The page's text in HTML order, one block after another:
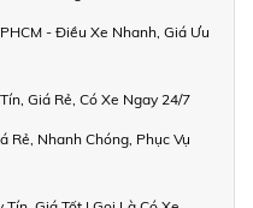
- Điều Xe Nhanh, Giá Ưu
Giá Rẻ, Có Xe Ngay 24/7
Rẻ, Nhanh Chóng, Phục Vụ